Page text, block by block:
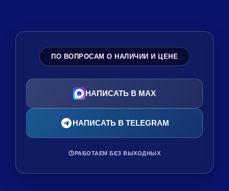
ПО ВОПРОСАМ О НАЛИЧИИ И ЦЕНЕ
НАПИСАТЬ В MAX
НАПИСАТЬ В TELEGRAM
🕒РАБОТАЕМ БЕЗ ВЫХОДНЫХ